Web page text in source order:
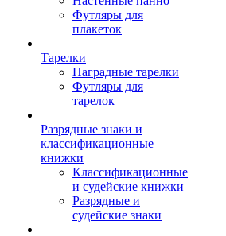
Футляры для
плакеток
Тарелки
Наградные тарелки
Футляры для
тарелок
Разрядные знаки и
классификационные
книжки
Классификационные
и судейские книжки
Разрядные и
судейские знаки